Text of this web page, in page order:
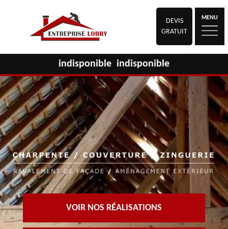
DEVIS
GRATUIT
MENU
indisponible indisponible
VOIR NOS RÉALISATIONS